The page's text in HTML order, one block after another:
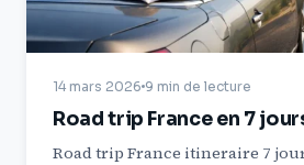
14 mars 2026 9 min de lecture
Road trip France en 7
Road trip France itineraire 7